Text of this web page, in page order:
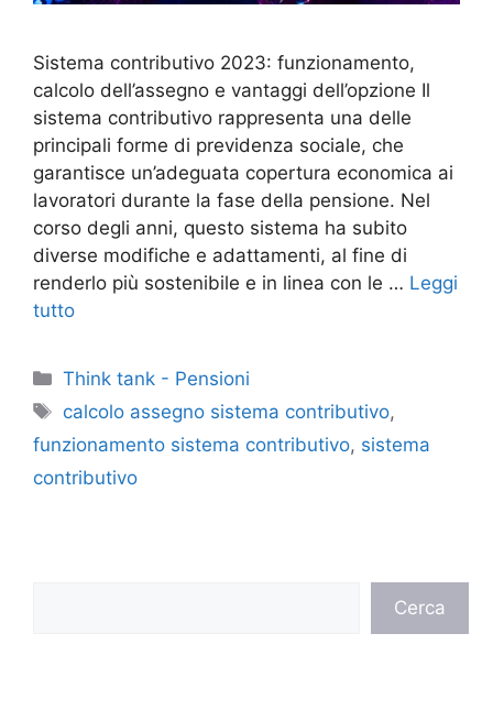
Sistema contributivo 2023: funzionamento,
calcolo dell’assegno e vantaggi dell’opzione Il
sistema contributivo rappresenta una delle
principali forme di previdenza sociale, che
garantisce un’adeguata copertura economica ai
lavoratori durante la fase della pensione. Nel
corso degli anni, questo sistema ha subito
diverse modifiche e adattamenti, al fine di
renderlo più sostenibile e in linea con le … Leggi
tutto
Categorie
Think tank - Pensioni
Tag
calcolo assegno sistema contributivo,
funzionamento sistema contributivo, sistema
contributivo
Cerca